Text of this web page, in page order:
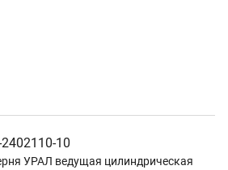
10
УРАЛ ведущая цилиндрическая